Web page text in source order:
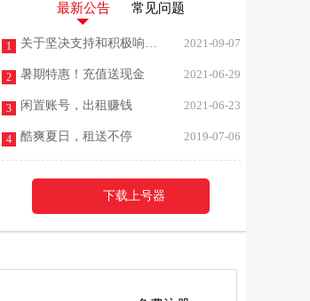
最新公告 常见问题
1 关于坚决支持和积极响应未成年人游戏防止沉迷最新规定的声明 2021-09-07
2 暑期特惠！充值送现金 2021-06-29
3 闲置账号，出租赚钱 2021-06-23
4 酷爽夏日，租送不停 2019-07-06
下载上号器